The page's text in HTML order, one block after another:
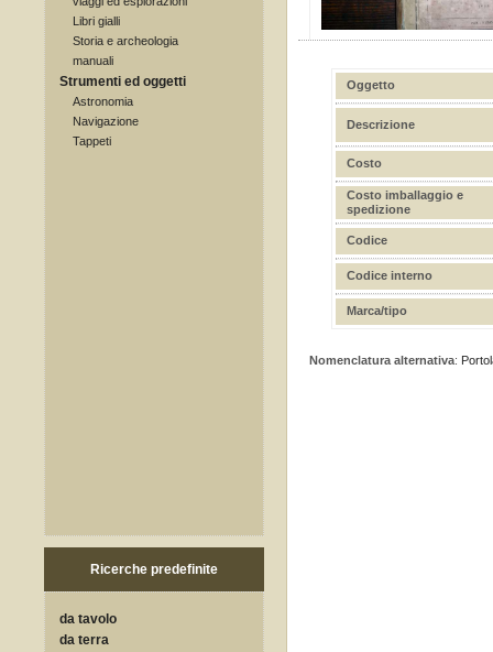
Libri gialli
Storia e archeologia
manuali
Strumenti ed oggetti
Astronomia
Navigazione
Tappeti
Ricerche predefinite
da tavolo
da terra
Oggetto
Descrizione
Costo
Costo imballaggio e
spedizione
Codice
Codice interno
Marca/tipo
Nomenclatura alternativa: